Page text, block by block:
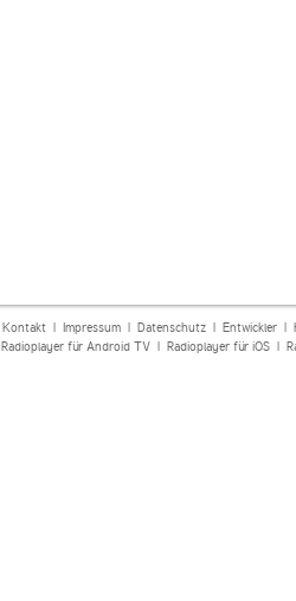
Kontakt| Impressum| Datenschutz| Entwickler|
Radioplayer für Android TV| Radioplayer für iOS|